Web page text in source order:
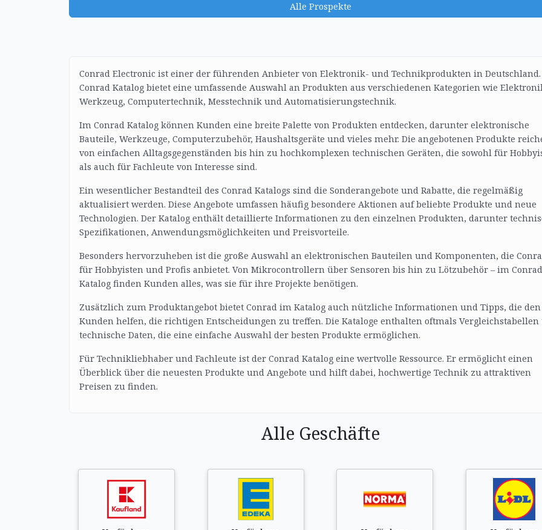
Alle Prospekte
Conrad Electronic ist einer der führenden Anbieter von Elektronik- und Technikprodukten in Deutschland.
Conrad Katalog bietet eine umfassende Auswahl an Produkten aus verschiedenen Kategorien wie
Werkzeug, Computertechnik, Messtechnik und Automatisierungstechnik.
Im Conrad Katalog können Kunden eine breite Palette von Produkten entdecken, darunter elektronische
Bauteile, Werkzeuge, Computerzubehör, Haushaltsgeräte und vieles mehr. Die angebotenen Produkte
von einfachen Alltagsgegenständen bis hin zu hochkomplexen technischen Geräten, die sowohl für
als auch für Fachleute von Interesse sind.
Ein wesentlicher Bestandteil des Conrad Katalogs sind die Sonderangebote und Rabatte, die regelmäßig
aktualisiert werden. Diese Angebote umfassen häufig besondere Aktionen auf beliebte Produkte und neue
Technologien. Der Katalog enthält detaillierte Informationen zu den einzelnen Produkten, darunter
Spezifikationen, Anwendungsmöglichkeiten und Preisvorteile.
Besonders hervorzuheben ist die große Auswahl an elektronischen Bauteilen und Komponenten, die
für Hobbyisten und Profis anbietet. Von Mikrocontrollern über Sensoren bis hin zu Lötzubehör – im Conrad
Katalog finden Kunden alles, was sie für ihre Projekte benötigen.
Zusätzlich zum Produktangebot bietet Conrad im Katalog auch nützliche Informationen und Tipps, die den
Kunden helfen, die richtigen Entscheidungen zu treffen. Die Kataloge enthalten oftmals
technische Daten, die eine einfache Auswahl der besten Produkte ermöglichen.
Für Technikliebhaber und Fachleute ist der Conrad Katalog eine wertvolle Ressource. Er ermöglicht einen
Überblick über die neuesten Produkte und Angebote und hilft dabei, hochwertige Technik zu attraktiven
Preisen zu finden.
Alle Geschäfte